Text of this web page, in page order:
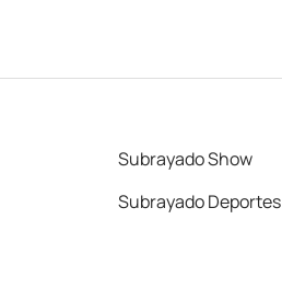
Subrayado Show
Subrayado Deportes